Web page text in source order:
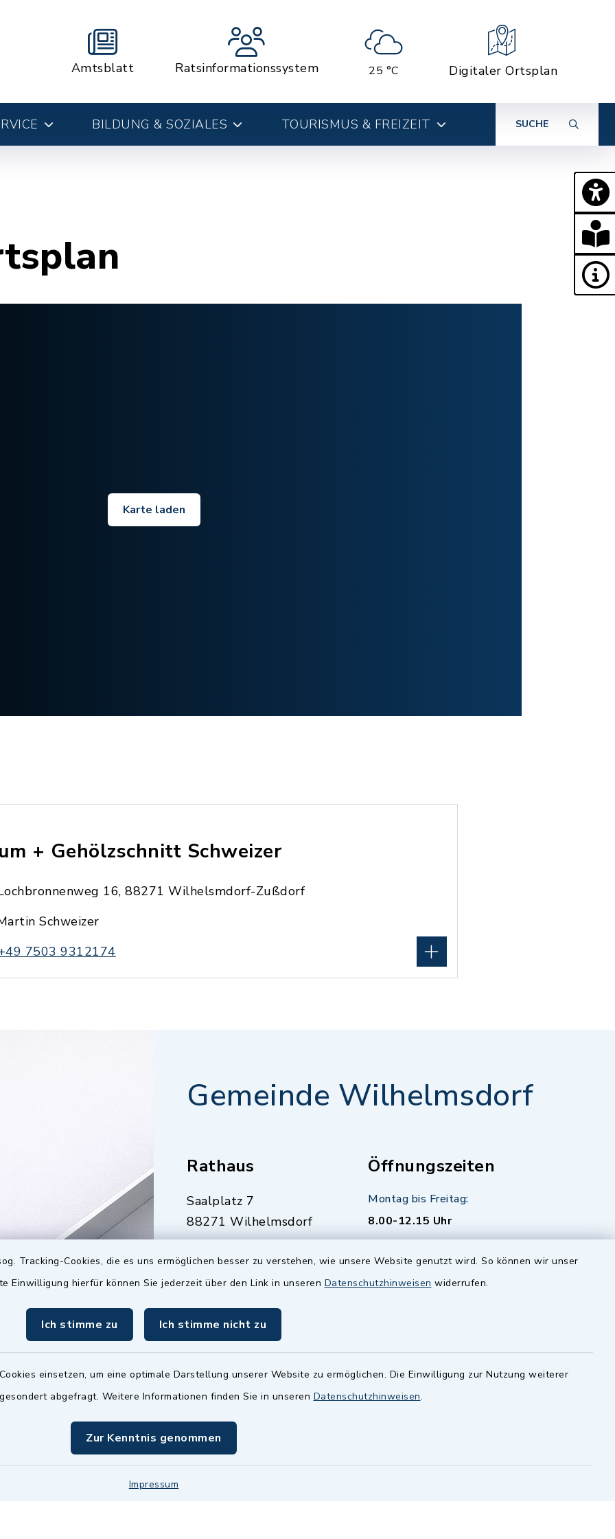
Tracking-Cookies, die es uns ermöglichen besser zu verstehen, wie unsere Website genutzt wird. So können wir unser
Einwilligung hierfür können Sie jederzeit über den Link in unseren Datenschutzhinweisen widerrufen.
Ich stimme zu Ich stimme nicht zu
einsetzen, um eine optimale Darstellung unserer Website zu ermöglichen. Die Einwilligung zur Nutzung weiterer
abgefragt. Weitere Informationen finden Sie in unseren Datenschutzhinweisen.
Zur Kenntnis genommen
Impressum
Amtsblatt Ratsinformationssystem 25 °C Digitaler Ortsplan
BILDUNG & SOZIALES TOURISMUS & FREIZEIT SUCHE
Karte laden
+ Gehölzschnitt Schweizer
16, 88271 Wilhelsmdorf-Zußdorf
Schweizer
7503 9312174
Gemeinde Wilhelmsdorf
Rathaus
Saalplatz 7
88271 Wilhelmsdorf
wilhelmsdorf.de
Öffnungszeiten
Montag bis Freitag:
8.00-12.15 Uhr
zusätzlich:
Montag 14.00-16.00 Uhr
Donnerstag 15.00-18.00 Uhr
Baupilot
Serviceportal Baden-
Württemberg
Website in Leichter Sprache